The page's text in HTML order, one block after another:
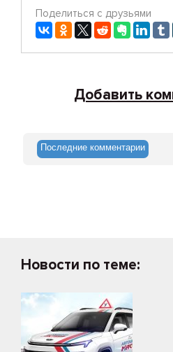
Поделиться с друзьями
Добавить
Последние комментарии
Новости по теме: